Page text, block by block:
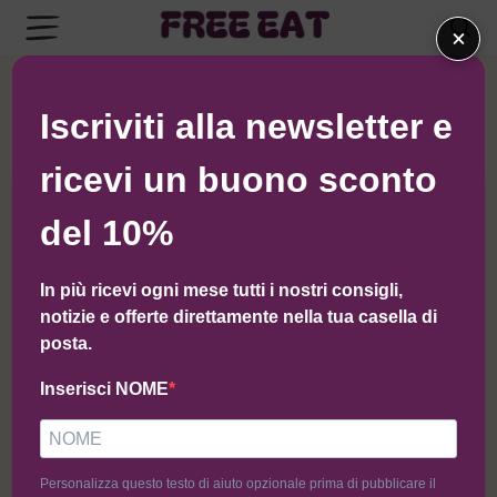
×
Iscriviti alla newsletter e
ricevi un buono sconto
del 10%
In più ricevi ogni mese tutti i nostri consigli,
notizie e offerte direttamente nella tua casella di
posta.
Inserisci NOME
Personalizza questo testo di aiuto opzionale prima di pubblicare il
L’INCLUSIONE A TAVOLA
PARTE DA TE
Novembre 11, 2025
Essere inclusi non significa solo poter mangiare come tutti, ma